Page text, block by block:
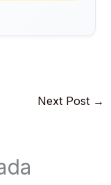
Next Post →